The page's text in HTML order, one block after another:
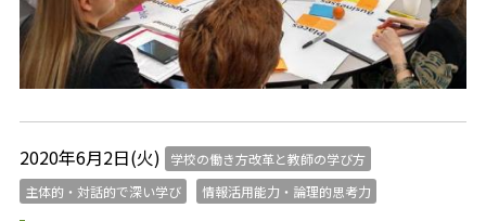
2020年6月2日(火)
学校の働き方改革と教師の学び方
主体的・対話的で深い学び
情報活用能力・論理的思考力